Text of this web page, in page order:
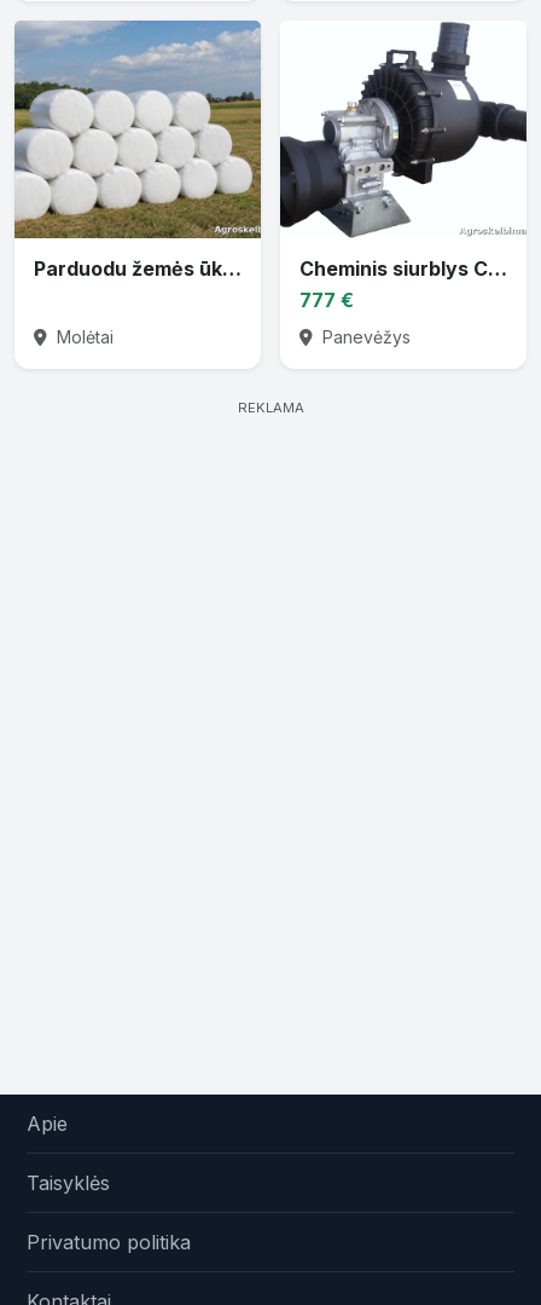
Parduodu žemės ūkio techniką
Molėtai
Cheminis siurblys CTP-30 varomas traktoriaus darbiniu velenu
777 €
Panevėžys
REKLAMA
Apie
Taisyklės
Privatumo politika